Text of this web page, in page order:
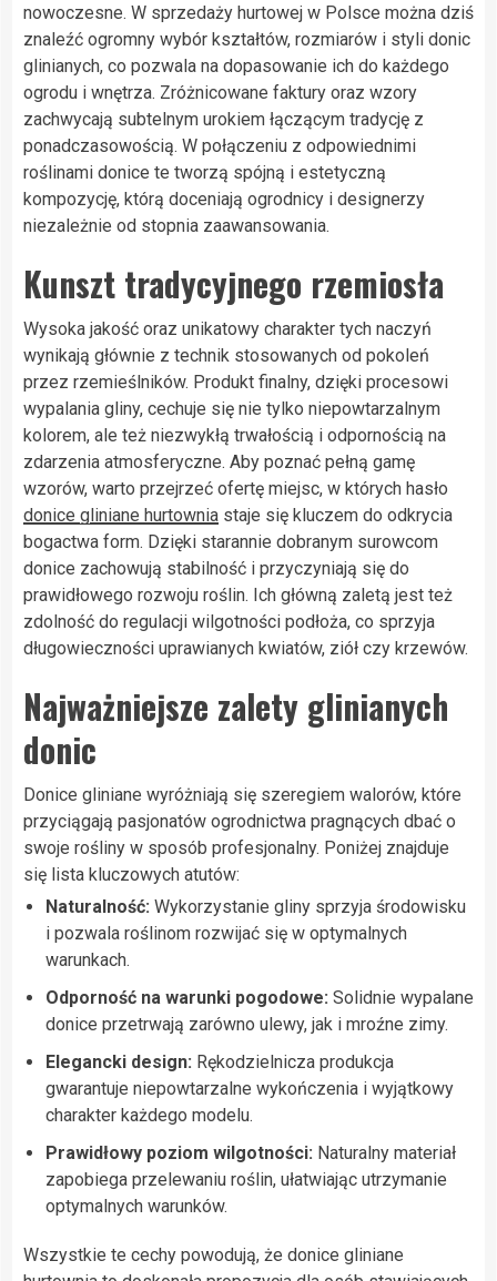
nowoczesne. W sprzedaży hurtowej w Polsce można dziś
znaleźć ogromny wybór kształtów, rozmiarów i styli donic
glinianych, co pozwala na dopasowanie ich do każdego
ogrodu i wnętrza. Zróżnicowane faktury oraz wzory
zachwycają subtelnym urokiem łączącym tradycję z
ponadczasowością. W połączeniu z odpowiednimi
roślinami donice te tworzą spójną i estetyczną
kompozycję, którą doceniają ogrodnicy i designerzy
niezależnie od stopnia zaawansowania.
Kunszt tradycyjnego rzemiosła
Wysoka jakość oraz unikatowy charakter tych naczyń
wynikają głównie z technik stosowanych od pokoleń
przez rzemieślników. Produkt finalny, dzięki procesowi
wypalania gliny, cechuje się nie tylko niepowtarzalnym
kolorem, ale też niezwykłą trwałością i odpornością na
zdarzenia atmosferyczne. Aby poznać pełną gamę
wzorów, warto przejrzeć ofertę miejsc, w których hasło
donice gliniane hurtownia staje się kluczem do odkrycia
bogactwa form. Dzięki starannie dobranym surowcom
donice zachowują stabilność i przyczyniają się do
prawidłowego rozwoju roślin. Ich główną zaletą jest też
zdolność do regulacji wilgotności podłoża, co sprzyja
długowieczności uprawianych kwiatów, ziół czy krzewów.
Najważniejsze zalety glinianych
donic
Donice gliniane wyróżniają się szeregiem walorów, które
przyciągają pasjonatów ogrodnictwa pragnących dbać o
swoje rośliny w sposób profesjonalny. Poniżej znajduje
się lista kluczowych atutów:
Naturalność: Wykorzystanie gliny sprzyja środowisku
i pozwala roślinom rozwijać się w optymalnych
warunkach.
Odporność na warunki pogodowe: Solidnie wypalane
donice przetrwają zarówno ulewy, jak i mroźne zimy.
Elegancki design: Rękodzielnicza produkcja
gwarantuje niepowtarzalne wykończenia i wyjątkowy
charakter każdego modelu.
Prawidłowy poziom wilgotności: Naturalny materiał
zapobiega przelewaniu roślin, ułatwiając utrzymanie
optymalnych warunków.
Wszystkie te cechy powodują, że donice gliniane